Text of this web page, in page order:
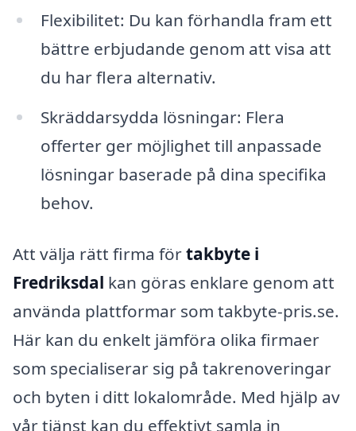
Flexibilitet: Du kan förhandla fram ett
bättre erbjudande genom att visa att
du har flera alternativ.
Skräddarsydda lösningar: Flera
offerter ger möjlighet till anpassade
lösningar baserade på dina specifika
behov.
Att välja rätt firma förtakbyte i
Fredriksdal kan göras enklare genom att
använda plattformar som takbyte-pris.se.
Här kan du enkelt jämföra olika firmaer
som specialiserar sig på takrenoveringar
och byten i ditt lokalområde. Med hjälp av
vår tjänst kan du effektivt samla in